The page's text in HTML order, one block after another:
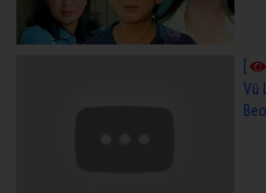
Vũ
Beo